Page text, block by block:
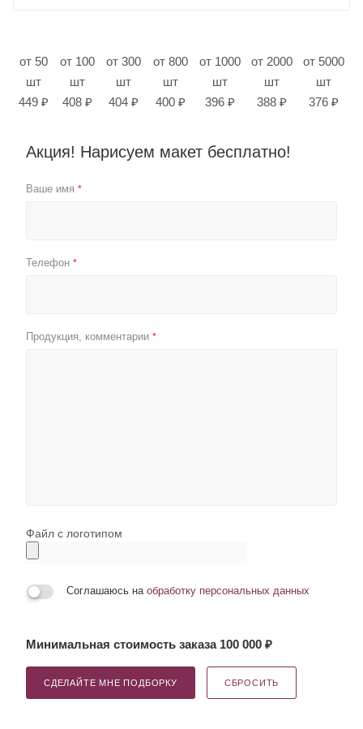
от 50
шт
449 ₽
от 100
шт
408 ₽
от 300
шт
404 ₽
от 800
шт
400 ₽
от 1000
шт
396 ₽
от 2000
шт
388 ₽
от 5000
шт
376 ₽
Акция! Нарисуем макет бесплатно!
Ваше имя *
Телефон *
Продукция, комментарии *
Файл с логотипом
Соглашаюсь на обработку персональных данных
Минимальная стоимость заказа 100 000 ₽
СДЕЛАЙТЕ МНЕ ПОДБОРКУ СБРОСИТЬ